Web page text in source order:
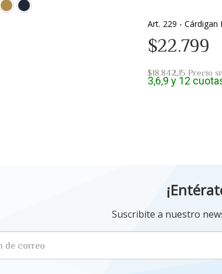
Art. 229 - Cárdigan
$22.799
$18.842,15 Precio
3,6,9 y 12
Suscribite a nuestro